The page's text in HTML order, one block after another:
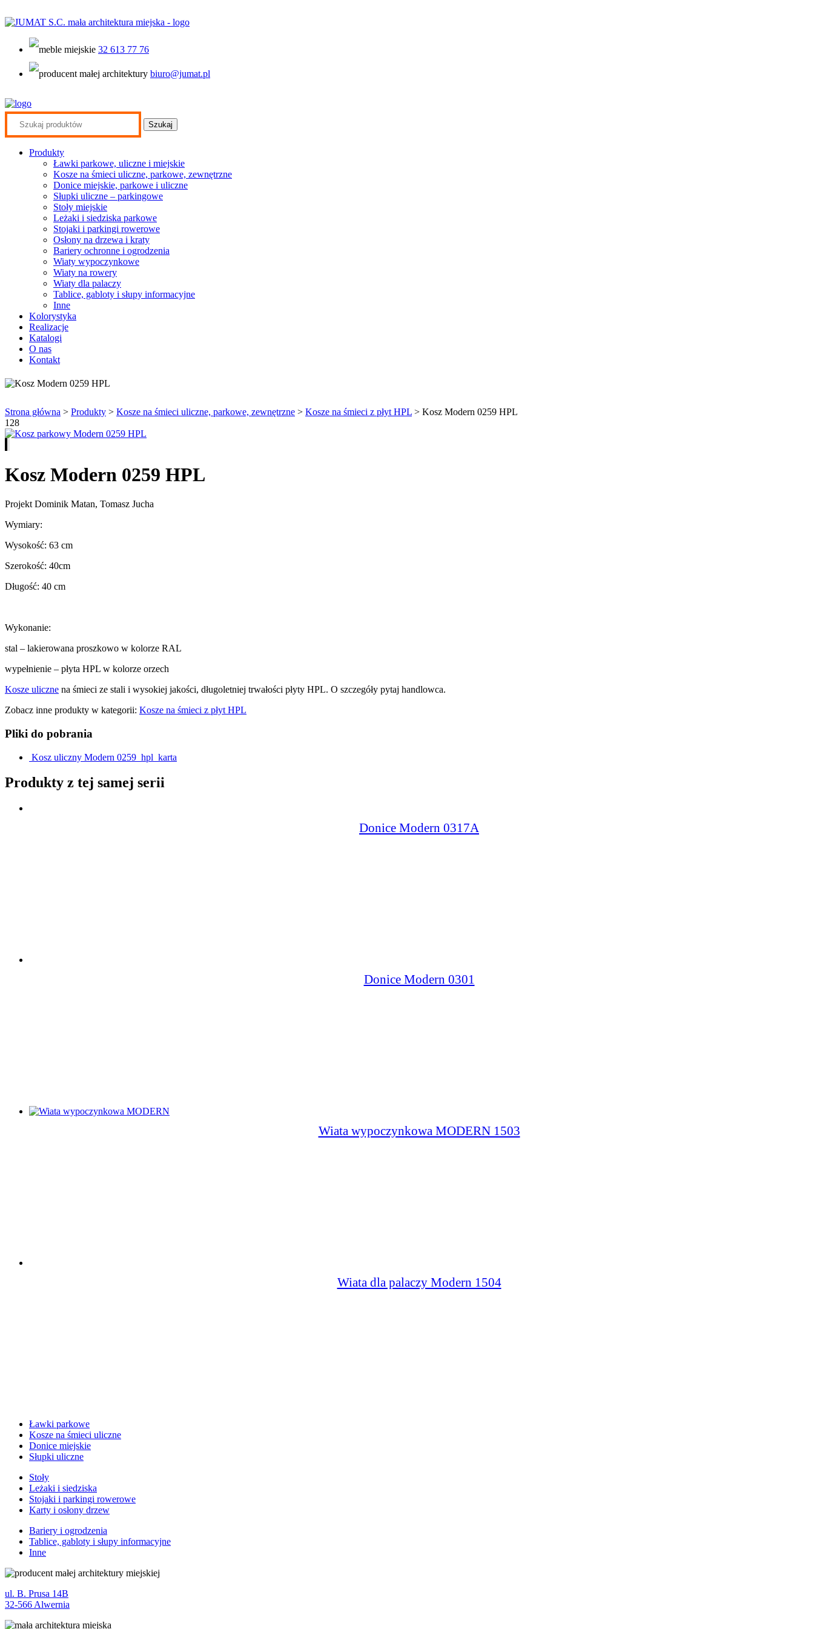
32 613 77 76
biuro@jumat.pl
Search
Produkty
Ławki parkowe, uliczne i miejskie
Kosze na śmieci uliczne, parkowe, zewnętrzne
Donice miejskie, parkowe i uliczne
Słupki uliczne – parkingowe
Stoły miejskie
Leżaki i siedziska parkowe
Stojaki i parkingi rowerowe
Osłony na drzewa i kraty
Bariery ochronne i ogrodzenia
Wiaty wypoczynkowe
Wiaty na rowery
Wiaty dla palaczy
Tablice, gabloty i słupy informacyjne
Inne
Kolorystyka
Realizacje
Katalogi
O nas
Kontakt
Strona główna > Produkty > Kosze na śmieci uliczne, parkowe, zewnętrzne > Kosze na śmieci z płyt HPL > Kosz Modern 0259 HPL
128
Kosz Modern 0259 HPL
Projekt Dominik Matan, Tomasz Jucha
Wymiary:
Wysokość: 63 cm
Szerokość: 40cm
Długość: 40 cm
Wykonanie:
stal – lakierowana proszkowo w kolorze RAL
wypełnienie – płyta HPL w kolorze orzech
Kosze uliczne na śmieci ze stali i wysokiej jakości, długoletniej trwałości płyty HPL. O szczegóły pytaj handlowca.
Zobacz inne produkty w kategorii: Kosze na śmieci z płyt HPL
Pliki do pobrania
Kosz uliczny Modern 0259_hpl_karta
Produkty z tej samej serii
Donice Modern 0317A
Donice Modern 0301
Wiata wypoczynkowa MODERN 1503
Wiata dla palaczy Modern 1504
Ławki parkowe
Kosze na śmieci uliczne
Donice miejskie
Słupki uliczne
Stoły
Leżaki i siedziska
Stojaki i parkingi rowerowe
Karty i osłony drzew
Bariery i ogrodzenia
Tablice, gabloty i słupy informacyjne
Inne
ul. B. Prusa 14B
32-566 Alwernia